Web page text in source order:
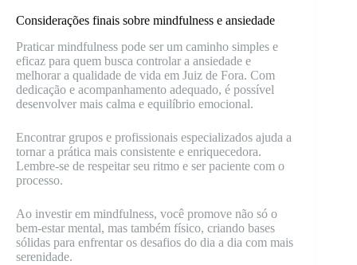
Considerações finais sobre mindfulness e ansiedade
Praticar mindfulness pode ser um caminho simples e
eficaz para quem busca controlar a ansiedade e
melhorar a qualidade de vida em Juiz de Fora. Com
dedicação e acompanhamento adequado, é possível
desenvolver mais calma e equilíbrio emocional.
Encontrar grupos e profissionais especializados ajuda a
tornar a prática mais consistente e enriquecedora.
Lembre-se de respeitar seu ritmo e ser paciente com o
processo.
Ao investir em mindfulness, você promove não só o
bem-estar mental, mas também físico, criando bases
sólidas para enfrentar os desafios do dia a dia com mais
serenidade.